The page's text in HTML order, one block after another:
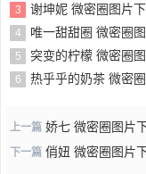
3 谢坤妮 微密圈图片
4 唯一甜甜圈 微密圈图片下
5 突变的柠檬 微密圈图片下载
6 热乎乎的奶茶 微密圈图片下
上一篇 娇七 微密圈图片
下一篇 俏妞 微密圈图片